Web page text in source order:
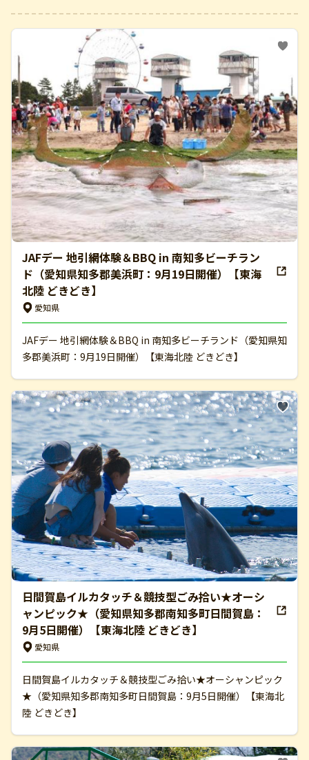
JAFデー 地引網体験＆BBQ in 南知多ビーチラン
ド（愛知県知多郡美浜町：9月19日開催）【東海
北陸 どきどき】
愛知県
JAFデー 地引網体験＆BBQ in 南知多ビーチランド（愛知県知
多郡美浜町：9月19日開催）【東海北陸 どきどき】
日間賀島イルカタッチ＆競技型ごみ拾い★オーシ
ャンピック★（愛知県知多郡南知多町日間賀島：
9月5日開催）【東海北陸 どきどき】
愛知県
日間賀島イルカタッチ＆競技型ごみ拾い★オーシャンピック
★（愛知県知多郡南知多町日間賀島：9月5日開催）【東海北
陸 どきどき】